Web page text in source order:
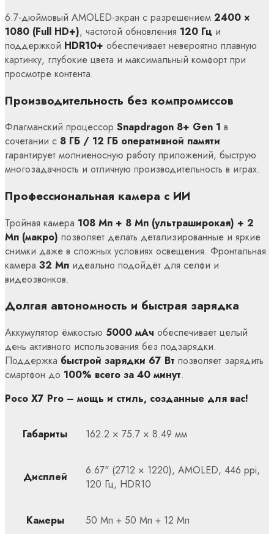
6.7-дюймовый AMOLED-экран с разрешением 2400 ×
1080 (Full HD+), частотой обновления 120 Гц и
поддержкой HDR10+ обеспечивает невероятно плавную
картинку, глубокие цвета и максимальный комфорт при
просмотре контента.
Производительность без компромиссов
Флагманский процессор Snapdragon 8+ Gen 1 в
сочетании с 8 ГБ / 12 ГБ оперативной памяти
гарантирует молниеносную работу приложений, быструю
многозадачность и отличную производительность в играх.
Профессиональная камера с ИИ
Тройная камера 108 Мп + 8 Мп (ультраширокая) + 2
Мп (макро) позволяет делать детализированные и яркие
снимки даже в сложных условиях освещения. Фронтальная
камера 32 Мп идеально подойдёт для селфи и
видеозвонков.
Долгая автономность и быстрая зарядка
Аккумулятор ёмкостью 5000 мАч обеспечивает целый
день активного использования без подзарядки.
Поддержка быстрой зарядки 67 Вт позволяет зарядить
смартфон до 100% всего за 40 минут.
Poco X7 Pro – мощь и стиль, созданные для вас!
Габариты 162.2 × 75.7 × 8.49 мм
Дисплей
6.67" (2712 × 1220), AMOLED, 446 ppi,
120 Гц, HDR10
Камеры 50 Мп + 50 Мп + 12 Мп